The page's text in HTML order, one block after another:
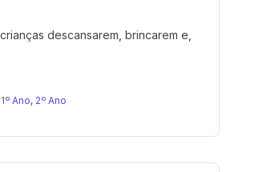
descansarem, brincarem e,
1º Ano, 2º Ano